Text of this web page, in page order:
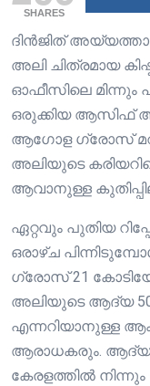
SHARES
ദിൻജിത്
അലി ചിത്രമായ
ഓഫീസിലെ
ഒരുക്കിയ ആസിഫ്
ആഗോള ഗ്രോസ്
അലിയുടെ
ആവാനുള്ള
ഏറ്റവും പുതിയ
ഒരാഴ്ച
ഗ്രോസ് 21
അലിയുടെ ആദ്യ 50
എന്നറിയാനുള്ള
ആരാധകരും.
കേരളത്തിൽ നിന്നും